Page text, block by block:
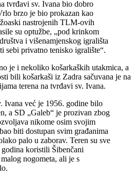
tvrđavi sv. Ivana bio dobro
brzo je bio prokazan kao
nastrojenih TLM-ovih
su optužbe, „pod krinkom
i višenamjenskog igrališta
sebi privatno tenisko igralište“.
je i nekoliko košarkaških utakmica, a
bili košarkaši iz Zadra sačuvana je na
terena na tvrđavi sv. Ivana.
Ivana već je 1956. godine bilo
a SD „Galeb“ je prozivan zbog
nikome osim svojim
biti dostupan svim građanima
palo u zaborav. Teren su sve
koristili Šibenčani
nogometa, ali je s